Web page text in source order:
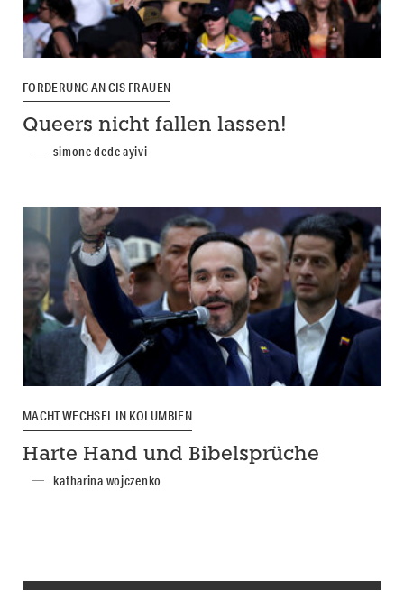
FORDERUNG AN CIS FRAUEN
Queers nicht fallen lassen!
simone dede ayivi
MACHTWECHSEL IN KOLUMBIEN
Harte Hand und Bibelsprüche
katharina wojczenko